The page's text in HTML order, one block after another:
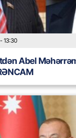
- 13:30
Abel